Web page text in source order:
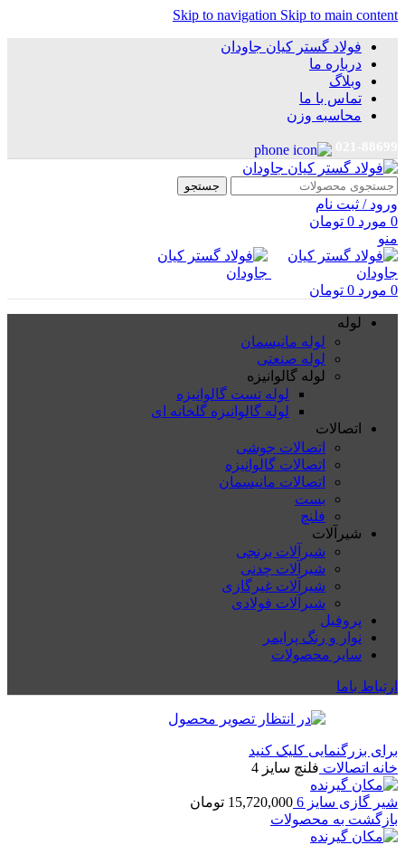
Skip to navigation Skip to main content
فولاد گستر کیان جاودان
درباره ما
وبلاگ
تماس با ما
محاسبه وزن
جستجو
ورود / ثبت نام
0 مورد 0 تومان
منو
0 مورد 0 تومان
لوله
لوله مانیسمان
لوله صنعتی
لوله گالوانیزه
لوله تست گالوانیزه
لوله گالوانیزه گلخانه ای
اتصالات
اتصالات جوشی
اتصالات گالوانیزه
اتصالات مانیسمان
بست
فلنچ
شیرآلات
شیرآلات برنجی
شیرآلات چدنی
شیرآلات غیرگازی
شیرآلات فولادی
پروفیل
نوار و رنگ پرایمر
سایر محصولات
ارتباط باما
برای بزرگنمایی کلیک کنید
خانه اتصالات فلنچ سایز 4
شیر گازی سایز 6 15,720,000 تومان
بازگشت به محصولات